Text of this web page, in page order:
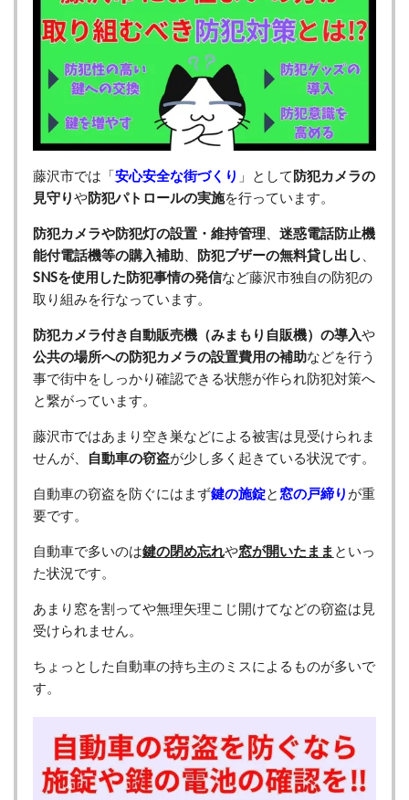
藤沢市では「安心安全な街づくり 」として防犯カメラの
見守りや防犯パトロールの実施を行っています。
防犯カメラや防犯灯の設置・維持管理
迷惑電話防止機
能付電話機等の購入補助、 防犯ブザーの無料貸し出し
SNSを使用した防犯事情の発信など藤沢市独自の防犯の
取り組みを行なっています。
防犯カメラ付き自動販売機（みまもり自販機）の導入や
公共の場所への防犯カメラの設置費用の補助などを行う
事で街中をしっかり確認できる状態が作られ防犯対策へ
と繋がっています。
藤沢市ではあまり空き巣などによる被害は見受けられま
せんが、
自動車の窃盗が少し多く起きている状況です。
自動車の窃盗を防ぐにはまず鍵の施錠と 窓の戸締り が重
要です。
自動車で多いのは鍵の閉め忘れや窓が開いたまま といっ
た状況です。
あまり窓を割ってや無理矢理こじ開けてなどの窃盗は見
受けられません。
ちょっとした自動車の持ち主のミスによるものが多いで
す。